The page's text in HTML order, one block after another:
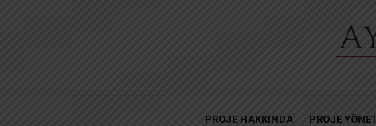
PROJE HAKKINDA PROJE